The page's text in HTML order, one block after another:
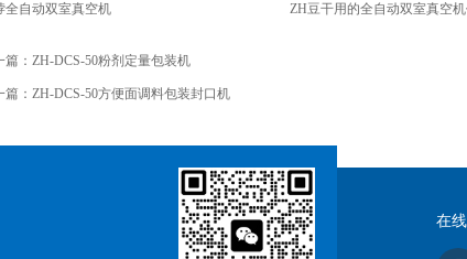
全自动双室真空机
ZH豆干用的全自动双室真空
篇： ZH-DCS-50粉剂定量包装机
篇： ZH-DCS-50方便面调料包装封口机
在